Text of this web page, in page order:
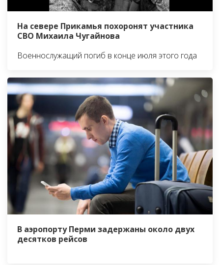
На севере Прикамья похоронят участника
СВО Михаила Чугайнова
Военнослужащий погиб в конце июля этого года
В аэропорту Перми задержаны около двух
десятков рейсов